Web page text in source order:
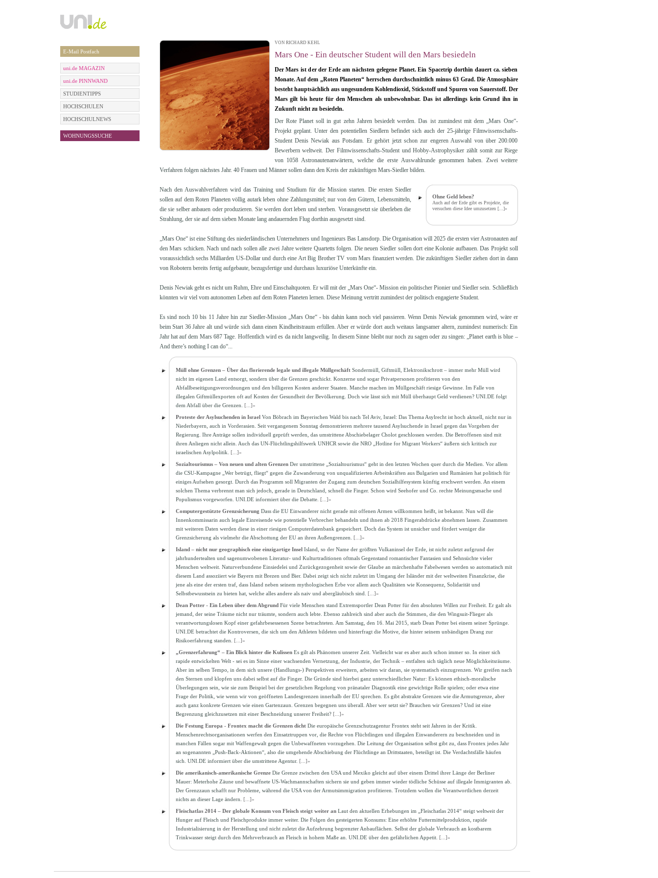
E-Mail Postfach
uni.de MAGAZIN
uni.de PINNWAND
STUDIENTIPPS
HOCHSCHULEN
HOCHSCHULNEWS
WOHNUNGSSUCHE
VON RICHARD KEHL
Mars One - Ein deutscher Student will den Mars besiedeln
Der Mars ist der der Erde am nächsten gelegene Planet. Ein Spacetrip dorthin dauert ca. sieben
Monate. Auf dem „Roten Planeten“ herrschen durchschnittlich minus 63 Grad. Die Atmosphäre
besteht hauptsächlich aus ungesundem Kohlendioxid, Stickstoff und Spuren von Sauerstoff. Der
Mars gilt bis heute für den Menschen als unbewohnbar. Das ist allerdings kein Grund ihn in
Zukunft nicht zu besiedeln.
Der Rote Planet soll in gut zehn Jahren besiedelt werden. Das ist zumindest mit dem „Mars One“-
Projekt geplant. Unter den potentiellen Siedlern befindet sich auch der 25-jährige Filmwissenschafts-
Student Denis Newiak aus Potsdam. Er gehört jetzt schon zur engeren Auswahl von über 200.000
Bewerbern weltweit. Der Filmwissenschafts-Student und Hobby-Astrophysiker zählt somit zur Riege
von 1058 Astronautenanwärtern, welche die erste Auswahlrunde genommen haben. Zwei weitere
Verfahren folgen nächstes Jahr. 40 Frauen und Männer sollen dann den Kreis der zukünftigen Mars-Siedler bilden.
Ohne Geld leben?
Auch auf der Erde gibt es Projekte, die
versuchen diese Idee umzusetzen [...]»
Nach den Auswahlverfahren wird das Training und Studium für die Mission starten. Die ersten Siedler
sollen auf dem Roten Planeten völlig autark leben ohne Zahlungsmittel; nur von den Gütern, Lebensmitteln,
die sie selber anbauen oder produzieren. Sie werden dort leben und sterben. Vorausgesetzt sie überleben die
Strahlung, der sie auf dem sieben Monate lang andauernden Flug dorthin ausgesetzt sind.
„Mars One“ ist eine Stiftung des niederländischen Unternehmers und Ingenieurs Bas Lansdorp. Die Organisation will 2025 die ersten vier Astronauten auf
den Mars schicken. Nach und nach sollen alle zwei Jahre weitere Quartetts folgen. Die neuen Siedler sollen dort eine Kolonie aufbauen. Das Projekt soll
voraussichtlich sechs Milliarden US-Dollar und durch eine Art Big Brother TV vom Mars finanziert werden. Die zukünftigen Siedler ziehen dort in dann
von Robotern bereits fertig aufgebaute, bezugsfertige und durchaus luxuriöse Unterkünfte ein.
Denis Newiak geht es nicht um Ruhm, Ehre und Einschaltquoten. Er will mit der „Mars One“- Mission ein politischer Pionier und Siedler sein. Schließlich
könnten wir viel vom autonomen Leben auf dem Roten Planeten lernen. Diese Meinung vertritt zumindest der politisch engagierte Student.
Es sind noch 10 bis 11 Jahre hin zur Siedler-Mission „Mars One“ - bis dahin kann noch viel passieren. Wenn Denis Newiak genommen wird, wäre er
beim Start 36 Jahre alt und würde sich dann einen Kindheitstraum erfüllen. Aber er würde dort auch weitaus langsamer altern, zumindest numerisch: Ein
Jahr hat auf dem Mars 687 Tage. Hoffentlich wird es da nicht langweilig. In diesem Sinne bleibt nur noch zu sagen oder zu singen: „Planet earth is blue –
And there’s nothing I can do“...
Müll ohne Grenzen – Über das florierende legale und illegale Müllgeschäft Sondermüll, Giftmüll, Elektronikschrott – immer mehr Müll wird
nicht im eigenen Land entsorgt, sondern über die Grenzen geschickt. Konzerne und sogar Privatpersonen profitieren von den
Abfallbeseitigungsverordnungen und den billigeren Kosten anderer Staaten. Manche machen im Müllgeschäft riesige Gewinne. Im Falle von
illegalen Giftmüllexporten oft auf Kosten der Gesundheit der Bevölkerung. Doch wie lässt sich mit Müll überhaupt Geld verdienen? UNI.DE folgt
dem Abfall über die Grenzen. [...]»
Proteste der Asylsuchenden in Israel Von Böbrach im Bayerischen Wald bis nach Tel Aviv, Israel: Das Thema Asylrecht ist hoch aktuell, nicht nur in
Niederbayern, auch in Vorderasien. Seit vergangenem Sonntag demonstrieren mehrere tausend Asylsuchende in Israel gegen das Vorgehen der
Regierung. Ihre Anträge sollen individuell geprüft werden, das umstrittene Abschiebelager Cholot geschlossen werden. Die Betroffenen sind mit
ihren Anliegen nicht allein. Auch das UN-Flüchtlingshilfswerk UNHCR sowie die NRO „Hotline for Migrant Workers“ äußern sich kritisch zur
israelischen Asylpolitik. [...]»
Sozialtourismus – Von neuen und alten Grenzen Der umstrittene „Sozialtourismus“ geht in den letzten Wochen quer durch die Medien. Vor allem
die CSU-Kampagne „Wer betrügt, fliegt“ gegen die Zuwanderung von unqualifizierten Arbeitskräften aus Bulgarien und Rumänien hat politisch für
einiges Aufsehen gesorgt. Durch das Programm soll Migranten der Zugang zum deutschen Sozialhilfesystem künftig erschwert werden. An einem
solchen Thema verbrennt man sich jedoch, gerade in Deutschland, schnell die Finger. Schon wird Seehofer und Co. rechte Meinungsmache und
Populismus vorgeworfen. UNI.DE informiert über die Debatte. [...]»
Computergestützte Grenzsicherung Dass die EU Einwanderer nicht gerade mit offenen Armen willkommen heißt, ist bekannt. Nun will die
Innenkommissarin auch legale Einreisende wie potentielle Verbrecher behandeln und ihnen ab 2018 Fingerabdrücke abnehmen lassen. Zusammen
mit weiteren Daten werden diese in einer riesigen Computerdatenbank gespeichert. Doch das System ist unsicher und fördert weniger die
Grenzsicherung als vielmehr die Abschottung der EU an ihren Außengrenzen. [...]»
Island – nicht nur geographisch eine einzigartige Insel Island, so der Name der größten Vulkaninsel der Erde, ist nicht zuletzt aufgrund der
jahrhundertealten und sagenumwobenen Literatur- und Kulturtraditionen oftmals Gegenstand romantischer Fantasien und Sehnsüchte vieler
Menschen weltweit. Naturverbundene Einsiedelei und Zurückgezogenheit sowie der Glaube an märchenhafte Fabelwesen werden so automatisch mit
diesem Land assoziiert wie Bayern mit Brezen und Bier. Dabei zeigt sich nicht zuletzt im Umgang der Isländer mit der weltweiten Finanzkrise, die
jene als eine der ersten traf, dass Island neben seinem mythologischen Erbe vor allem auch Qualitäten wie Konsequenz, Solidarität und
Selbstbewusstsein zu bieten hat, welche alles andere als naiv und abergläubisch sind. [...]»
Dean Potter - Ein Leben über dem Abgrund Für viele Menschen stand Extremsportler Dean Potter für den absoluten Willen zur Freiheit. Er galt als
jemand, der seine Träume nicht nur träumte, sondern auch lebte. Ebenso zahlreich sind aber auch die Stimmen, die den Wingsuit-Flieger als
verantwortungslosen Kopf einer gefahrbesessenen Szene betrachteten. Am Samstag, den 16. Mai 2015, starb Dean Potter bei einem seiner Sprünge.
UNI.DE betrachtet die Kontroversen, die sich um den Athleten bildeten und hinterfragt die Motive, die hinter seinem unbändigen Drang zur
Risikoerfahrung standen. [...]»
„Grenzerfahrung“ – Ein Blick hinter die Kulissen Es gilt als Phänomen unserer Zeit. Vielleicht war es aber auch schon immer so. In einer sich
rapide entwickelten Welt - sei es im Sinne einer wachsenden Vernetzung, der Industrie, der Technik – entfalten sich täglich neue Möglichkeitsräume.
Aber im selben Tempo, in dem sich unsere (Handlungs-) Perspektiven erweitern, arbeiten wir daran, sie systematisch einzugrenzen. Wir greifen nach
den Sternen und klopfen uns dabei selbst auf die Finger. Die Gründe sind hierbei ganz unterschiedlicher Natur: Es können ethisch-moralische
Überlegungen sein, wie sie zum Beispiel bei der gesetzlichen Regelung von pränataler Diagnostik eine gewichtige Rolle spielen; oder etwa eine
Frage der Politik, wie wenn wir von geöffneten Landesgrenzen innerhalb der EU sprechen. Es gibt abstrakte Grenzen wie die Armutsgrenze, aber
auch ganz konkrete Grenzen wie einen Gartenzaun. Grenzen begegnen uns überall. Aber wer setzt sie? Brauchen wir Grenzen? Und ist eine
Begrenzung gleichzusetzen mit einer Beschneidung unserer Freiheit? [...]»
Die Festung Europa - Frontex macht die Grenzen dicht Die europäische Grenzschutzagentur Frontex steht seit Jahren in der Kritik.
Menschenrechtsorganisationen werfen den Einsatztruppen vor, die Rechte von Flüchtlingen und illegalen Einwanderern zu beschneiden und in
manchen Fällen sogar mit Waffengewalt gegen die Unbewaffneten vorzugehen. Die Leitung der Organisation selbst gibt zu, dass Frontex jedes Jahr
an sogenannten „Push-Back-Aktionen“, also die umgehende Abschiebung der Flüchtlinge an Drittstaaten, beteiligt ist. Die Verdachtsfälle häufen
sich. UNI.DE informiert über die umstrittene Agentur. [...]»
Die amerikanisch-amerikanische Grenze Die Grenze zwischen den USA und Mexiko gleicht auf über einem Drittel ihrer Länge der Berliner
Mauer: Meterhohe Zäune und bewaffnete US-Wachmannschaften sichern sie und geben immer wieder tödliche Schüsse auf illegale Immigranten ab.
Der Grenzzaun schafft nur Probleme, während die USA von der Armutsimmigration profitieren. Trotzdem wollen die Verantwortlichen derzeit
nichts an dieser Lage ändern. [...]»
Fleischatlas 2014 – Der globale Konsum von Fleisch steigt weiter an Laut den aktuellen Erhebungen im „Fleischatlas 2014“ steigt weltweit der
Hunger auf Fleisch und Fleischprodukte immer weiter. Die Folgen des gesteigerten Konsums: Eine erhöhte Futtermittelproduktion, rapide
Industrialisierung in der Herstellung und nicht zuletzt die Aufzehrung begrenzter Anbauflächen. Selbst der globale Verbrauch an kostbarem
Trinkwasser steigt durch den Mehrverbrauch an Fleisch in hohem Maße an. UNI.DE über den gefährlichen Appetit. [...]»